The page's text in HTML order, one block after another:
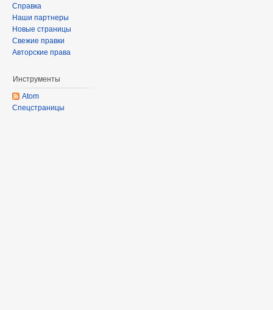
Справка
Наши партнеры
Новые страницы
Свежие правки
Авторские права
Инструменты
Atom
Спецстраницы